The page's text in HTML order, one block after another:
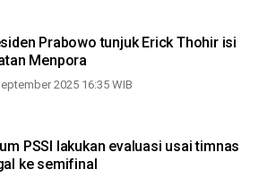
Prabowo tunjuk Erick Thohir isi
Menpora
2025 16:35 WIB
PSSI lakukan evaluasi usai timnas
ke semifinal